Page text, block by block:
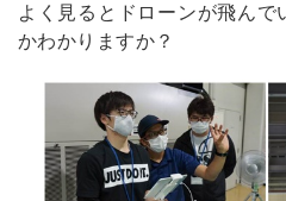
よく見るとドローンが飛んで
かわかりますか？